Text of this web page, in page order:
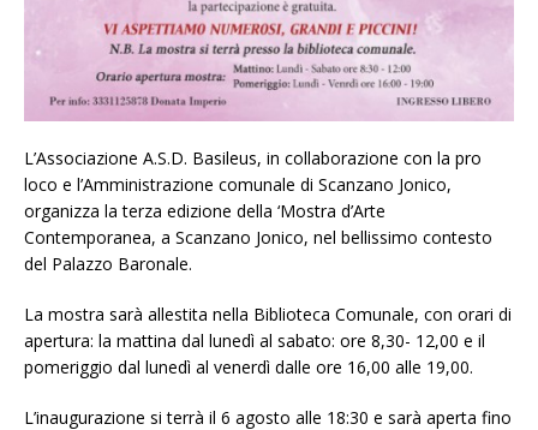
L’Associazione A.S.D. Basileus, in collaborazione con la pro
loco e l’Amministrazione comunale di Scanzano Jonico,
organizza la terza edizione della ‘Mostra d’Arte
Contemporanea, a Scanzano Jonico, nel bellissimo contesto
del Palazzo Baronale.
La mostra sarà allestita nella Biblioteca Comunale, con orari di
apertura: la mattina dal lunedì al sabato: ore 8,30- 12,00 e il
pomeriggio dal lunedì al venerdì dalle ore 16,00 alle 19,00.
L’inaugurazione si terrà il 6 agosto alle 18:30 e sarà aperta fino